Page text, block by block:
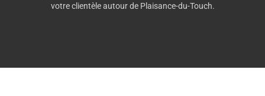
votre clientèle autour de Plaisance-du-Touch.